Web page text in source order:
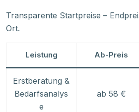
Transparente Startpreise –
Ort.
Leistung Ab-Preis
Erstberatung &
Bedarfsanalys
e
ab 58 €